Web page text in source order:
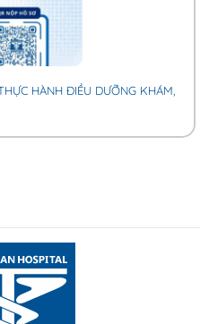
HÀNH ĐIỀU DƯỠNG KHÁM,